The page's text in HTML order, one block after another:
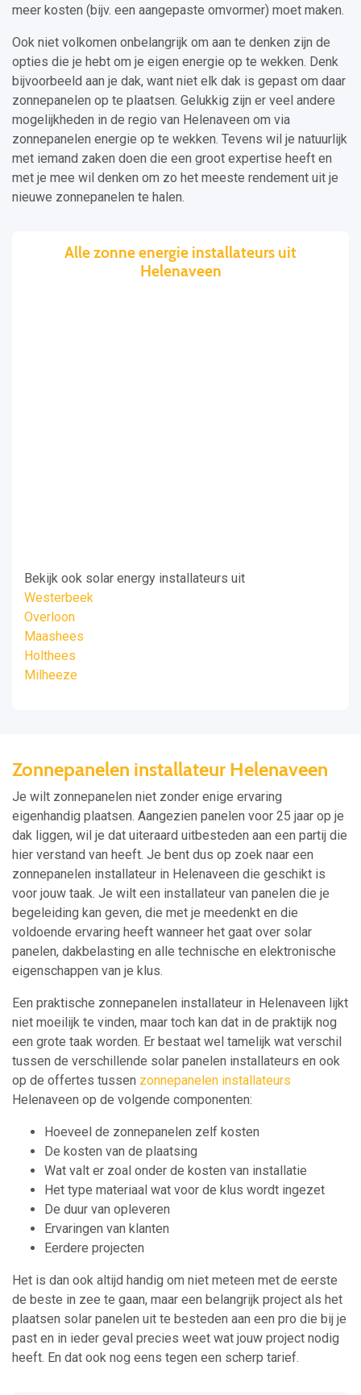
meer kosten (bijv. een aangepaste omvormer) moet maken.
Ook niet volkomen onbelangrijk om aan te denken zijn de
opties die je hebt om je eigen energie op te wekken. Denk
bijvoorbeeld aan je dak, want niet elk dak is gepast om daar
zonnepanelen op te plaatsen. Gelukkig zijn er veel andere
mogelijkheden in de regio van Helenaveen om via
zonnepanelen energie op te wekken. Tevens wil je natuurlijk
met iemand zaken doen die een groot expertise heeft en
met je mee wil denken om zo het meeste rendement uit je
nieuwe zonnepanelen te halen.
Alle zonne energie installateurs uit
Helenaveen
Bekijk ook solar energy installateurs uit
Westerbeek
Overloon
Maashees
Holthees
Milheeze
Zonnepanelen installateur Helenaveen
Je wilt zonnepanelen niet zonder enige ervaring
eigenhandig plaatsen. Aangezien panelen voor 25 jaar op je
dak liggen, wil je dat uiteraard uitbesteden aan een partij die
hier verstand van heeft. Je bent dus op zoek naar een
zonnepanelen installateur in Helenaveen die geschikt is
voor jouw taak. Je wilt een installateur van panelen die je
begeleiding kan geven, die met je meedenkt en die
voldoende ervaring heeft wanneer het gaat over solar
panelen, dakbelasting en alle technische en elektronische
eigenschappen van je klus.
Een praktische zonnepanelen installateur in Helenaveen lijkt
niet moeilijk te vinden, maar toch kan dat in de praktijk nog
een grote taak worden. Er bestaat wel tamelijk wat verschil
tussen de verschillende solar panelen installateurs en ook
op de offertes tussen zonnepanelen installateurs
Helenaveen op de volgende componenten:
Hoeveel de zonnepanelen zelf kosten
De kosten van de plaatsing
Wat valt er zoal onder de kosten van installatie
Het type materiaal wat voor de klus wordt ingezet
De duur van opleveren
Ervaringen van klanten
Eerdere projecten
Het is dan ook altijd handig om niet meteen met de eerste
de beste in zee te gaan, maar een belangrijk project als het
plaatsen solar panelen uit te besteden aan een pro die bij je
past en in ieder geval precies weet wat jouw project nodig
heeft. En dat ook nog eens tegen een scherp tarief.